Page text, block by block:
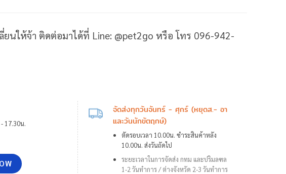
นให้จ้า ติดต่อมาได้ที่ Line: @pet2go หรือ โทร 096-942-
17.30น.
จัดส่งทุกวันจันทร์ - ศุกร์ (หยุดส.- อา
และวันนักขัตฤกษ์)
ตัดรอบเวลา 10.00น. ชำระสินค้าหลัง
10.00น. ส่งวันถัดไป
ระยะเวลาในการจัดส่ง กทม และปริมลฑล
1-2 วันทำการ /ต่างจังหวัด 2-3 วันทำการ